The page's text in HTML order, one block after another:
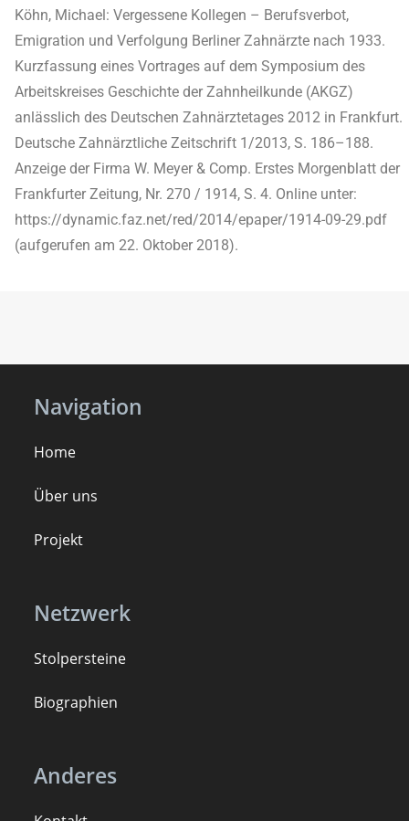
Köhn, Michael: Vergessene Kollegen – Berufsverbot,
Emigration und Verfolgung Berliner Zahnärzte nach 1933.
Kurzfassung eines Vortrages auf dem Symposium des
Arbeitskreises Geschichte der Zahnheilkunde (AKGZ)
anlässlich des Deutschen Zahnärztetages 2012 in Frankfurt.
Deutsche Zahnärztliche Zeitschrift 1/2013, S. 186–188.
Anzeige der Firma W. Meyer & Comp. Erstes Morgenblatt der
Frankfurter Zeitung, Nr. 270 / 1914, S. 4. Online unter:
https://dynamic.faz.net/red/2014/epaper/1914-09-29.pdf
(aufgerufen am 22. Oktober 2018).
Navigation
Home
Über uns
Projekt
Netzwerk
Stolpersteine
Biographien
Anderes